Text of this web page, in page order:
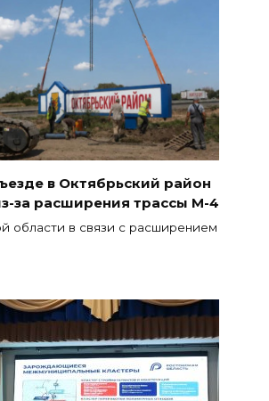
в Октябрьский район
за расширения трассы М-4
области в связи с расширением